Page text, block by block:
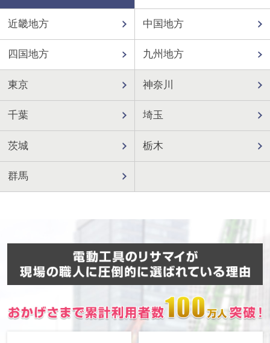
近畿地方 中国地方
四国地方 九州地方
東京 神奈川
千葉 埼玉
茨城 栃木
群馬